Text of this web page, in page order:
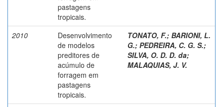
pastagens
tropicais.
2010
Desenvolvimento
de modelos
preditores de
acúmulo de
forragem em
pastagens
tropicais.
TONATO, F.; BARIONI, L.
G.; PEDREIRA, C. G. S.;
SILVA, O. D. D. da;
MALAQUIAS, J. V.